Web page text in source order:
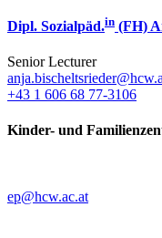
Dipl. Sozialpäd.in (FH)
Senior Lecturer
+43 1 606 68 77-3106
Kinder- und
ep@hcw.ac.at